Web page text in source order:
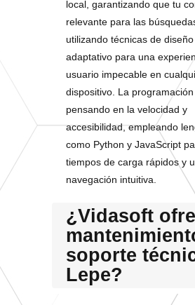
local, garantizando que tu
relevante para las
utilizando técnicas de
adaptativo para una
usuario impecable en
dispositivo. La
pensando en la velocidad y
accesibilidad, empleando
como Python y JavaScript
tiempos de carga rápidos y
navegación intuitiva.
¿Vidasoft
soporte
Lepe?